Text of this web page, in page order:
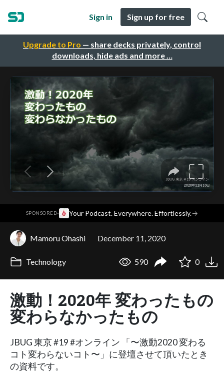
Upgrade to Pro — share decks privately, control
downloads, hide ads and more …
Sign in Sign up for free
SPONSORED· Your Podcast. Everywhere. Effortlessly.→
Mamoru Ohashi December 11, 2020
Technology 590 0
激動！2020年 変わったもの
変わらなかったもの
JBUG 東京 #19 #オンライン 「〜激動2020 変わる
コト変わらないコト〜」に登壇させて頂いたとき
の資料です。